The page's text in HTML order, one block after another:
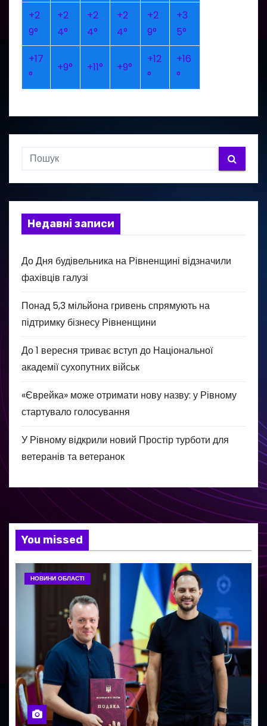
+2
9°
+2
4°
+2
4°
+2
4°
+2
9°
+3
5°
+17
°
+9° +11° +9°
+12
°
+16
°
Недавні записи
До Дня будівельника на Рівненщині відзначили
фахівців галузі
Понад 5,3 мільйона гривень спрямують на
підтримку бізнесу Рівненщини
До 1 вересня триває вступ до Національної
академії сухопутних військ
«Єврейка» може отримати нову назву: у Рівному
стартувало голосування
У Рівному відкрили новий Простір турботи для
ветеранів та ветеранок
You missed
НОВИНИ ОБЛАСТІ